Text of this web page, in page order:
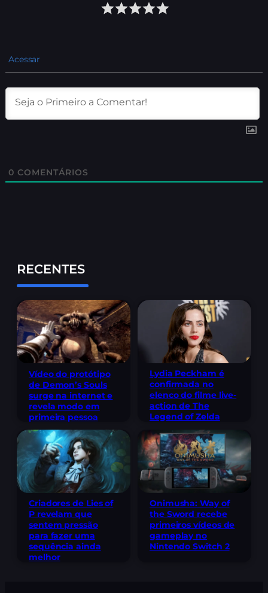
Acessar
0 COMENTÁRIOS
RECENTES
Vídeo do protótipo
de Demon’s Souls
surge na internet e
revela modo em
primeira pessoa
Lydia Peckham é
confirmada no
elenco do filme live-
action de The
Legend of Zelda
Criadores de Lies of
P revelam que
sentem pressão
para fazer uma
sequência ainda
melhor
Onimusha: Way of
the Sword recebe
primeiros vídeos de
gameplay no
Nintendo Switch 2